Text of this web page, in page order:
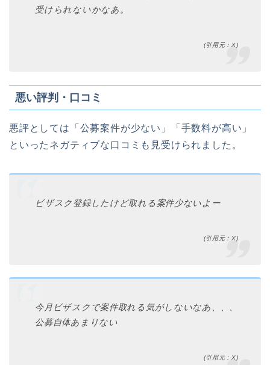
受けられないかなあ。
(引用元：X)
悪い評判・口コミ
悪評としては「公募案件が少ない」「手数料が高い」
といったネガティブな口コミも見受けられました。
ビザスク登録したけど取れる案件少ないよー
(引用元：X)
今月ビザスクで案件取れる気がしないなあ、、、
公募自体あまりない
(引用元：X)